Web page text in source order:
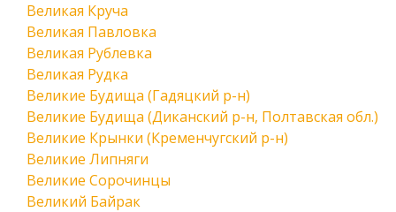
Великая Круча
Великая Павловка
Великая Рублевка
Великая Рудка
Великие Будища (Гадяцкий р-н)
Великие Будища (Диканский р-н, Полтавская обл.)
Великие Крынки (Кременчугский р-н)
Великие Липняги
Великие Сорочинцы
Великий Байрак